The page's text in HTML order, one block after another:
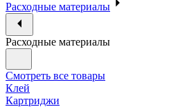
Расходные материалы
Расходные материалы
Смотреть все товары
Клей
Картриджи